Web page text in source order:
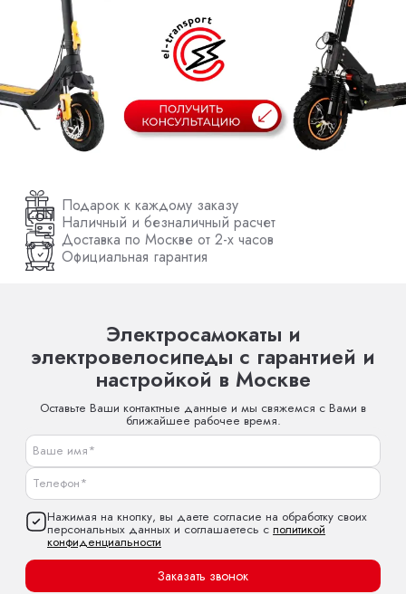
Подарок к каждому заказу
Наличный и безналичный расчет
Доставка по Москве от 2-х часов
Официальная гарантия
Электросамокаты и
электровелосипеды с гарантией и
настройкой в Москве
Оставьте Ваши контактные данные и мы свяжемся с Вами в
ближайшее рабочее время.
Нажимая на кнопку, вы даете согласие на обработку своих
персональных данных и соглашаетесь с политикой
конфиденциальности
Заказать звонок